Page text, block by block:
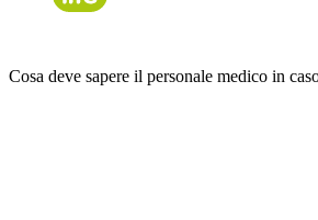
Cosa deve sapere il personale medico in